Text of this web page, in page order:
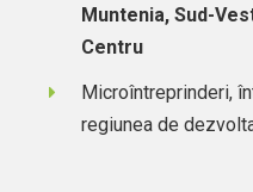
Muntenia, Sud-
Centru
Microîntreprinderi,
regiunea de